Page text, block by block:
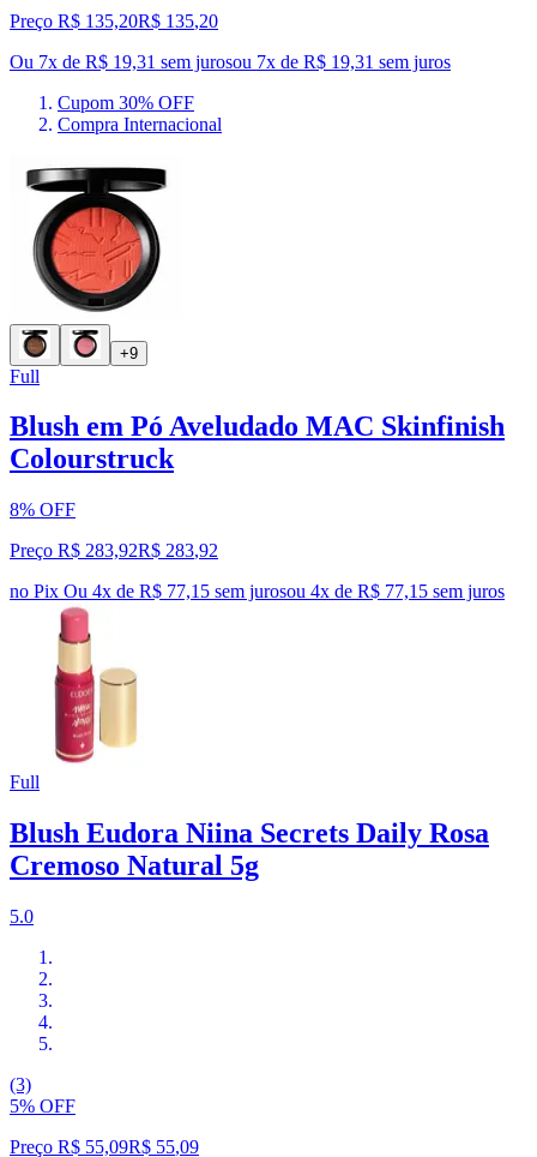
Preço R$ 135,20R$ 135,20
Ou 7x de R$ 19,31 sem jurosou 7x de R$ 19,31 sem juros
Cupom 30% OFF
Compra Internacional
+9
Full
Blush em Pó Aveludado MAC Skinfinish
Colourstruck
8% OFF
Preço R$ 283,92R$ 283,92
no Pix Ou 4x de R$ 77,15 sem jurosou 4x de R$ 77,15 sem juros
Full
Blush Eudora Niina Secrets Daily Rosa
Cremoso Natural 5g
5.0
(3)
5% OFF
Preço R$ 55,09R$ 55,09